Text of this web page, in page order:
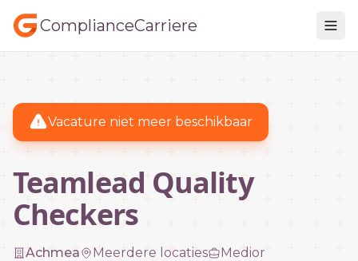
ComplianceCarriere
Vacature niet meer beschikbaar
Teamlead Quality
Checkers
Achmea Meerdere locaties Medior